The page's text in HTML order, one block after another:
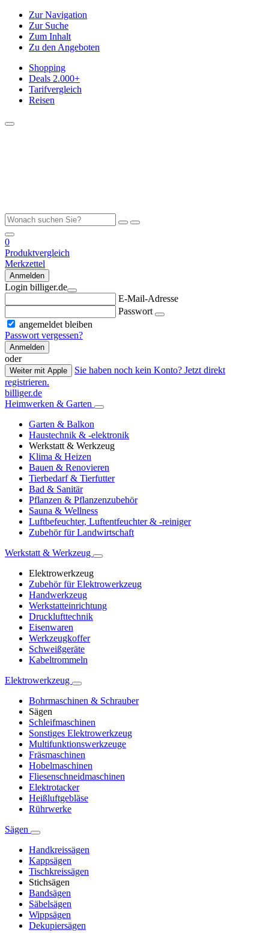
Zur Navigation
Zur Suche
Zum Inhalt
Zu den Angeboten
Shopping
Deals 2.000+
Tarifvergleich
Reisen
0
Produktvergleich
Merkzettel
Anmelden
Login billiger.de
E-Mail-Adresse
Passwort
angemeldet bleiben
Passwort vergessen?
Anmelden
oder
Weiter mit Apple
Sie haben noch kein Konto? Jetzt direkt
registrieren.
billiger.de
Heimwerken & Garten
Garten & Balkon
Haustechnik & -elektronik
Werkstatt & Werkzeug
Klima & Heizen
Bauen & Renovieren
Tierbedarf & Tierfutter
Bad & Sanitär
Pflanzen & Pflanzenzubehör
Sauna & Wellness
Luftbefeuchter, Luftentfeuchter & -reiniger
Zubehör für Landwirtschaft
Werkstatt & Werkzeug
Elektrowerkzeug
Zubehör für Elektrowerkzeug
Handwerkzeug
Werkstatteinrichtung
Drucklufttechnik
Eisenwaren
Werkzeugkoffer
Schweißgeräte
Kabeltrommeln
Elektrowerkzeug
Bohrmaschinen & Schrauber
Sägen
Schleifmaschinen
Sonstiges Elektrowerkzeug
Multifunktionswerkzeuge
Fräsmaschinen
Hobelmaschinen
Fliesenschneidmaschinen
Elektrotacker
Heißluftgebläse
Rührwerke
Sägen
Handkreissägen
Kappsägen
Tischkreissägen
Stichsägen
Bandsägen
Säbelsägen
Wippsägen
Dekupiersägen